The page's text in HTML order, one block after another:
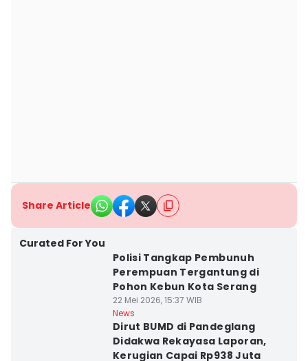
Share Article
Curated For You
Polisi Tangkap Pembunuh
Perempuan Tergantung di
Pohon Kebun Kota Serang
22 Mei 2026, 15:37 WIB
News
Dirut BUMD di Pandeglang
Didakwa Rekayasa Laporan,
Kerugian Capai Rp938 Juta